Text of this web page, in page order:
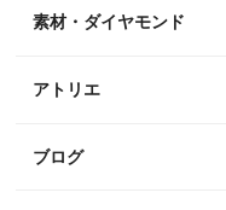
素材・ダイヤモンド
アトリエ
ブログ